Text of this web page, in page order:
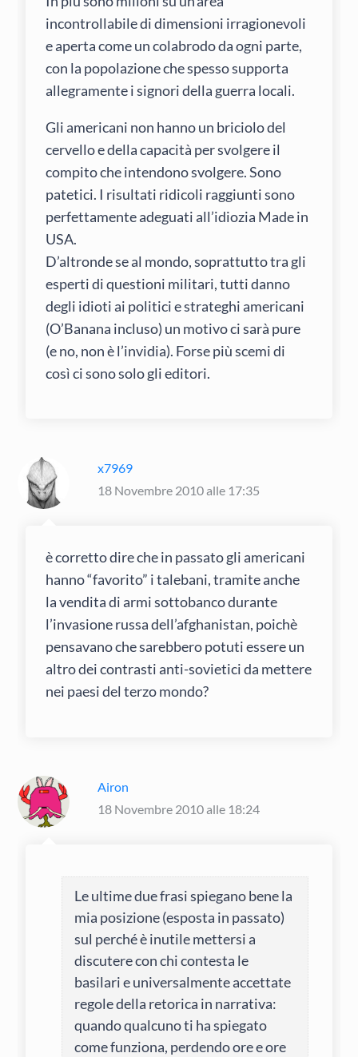
incontrollabile di dimensioni irragionevoli
e aperta come un colabrodo da ogni parte,
con la popolazione che spesso supporta
allegramente i signori della guerra locali.
Gli americani non hanno un briciolo del
cervello e della capacità per svolgere il
compito che intendono svolgere. Sono
patetici. I risultati ridicoli raggiunti sono
perfettamente adeguati all’idiozia Made in
USA.
D’altronde se al mondo, soprattutto tra gli
esperti di questioni militari, tutti danno
degli idioti ai politici e strateghi americani
(O’Banana incluso) un motivo ci sarà pure
(e no, non è l’invidia). Forse più scemi di
così ci sono solo gli editori.
x7969
18 Novembre 2010 alle 17:35
è corretto dire che in passato gli americani
hanno “favorito” i talebani, tramite anche
la vendita di armi sottobanco durante
l’invasione russa dell’afghanistan, poichè
pensavano che sarebbero potuti essere un
altro dei contrasti anti-sovietici da mettere
nei paesi del terzo mondo?
Airon
18 Novembre 2010 alle 18:24
Le ultime due frasi spiegano bene la
mia posizione (esposta in passato)
sul perché è inutile mettersi a
discutere con chi contesta le
basilari e universalmente accettate
regole della retorica in narrativa:
quando qualcuno ti ha spiegato
come funziona, perdendo ore e ore